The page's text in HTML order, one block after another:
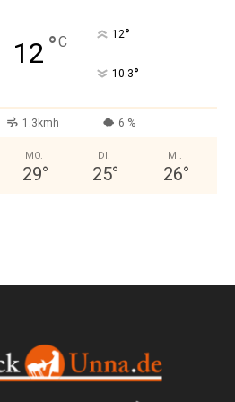
12 °C 12°
10.3°
1.3kmh 6 %
MO.
29°
DI.
25°
MI.
26°